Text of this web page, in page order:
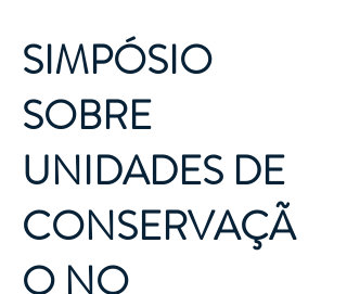
SIMPÓSIO
SOBRE
UNIDADES DE
CONSERVAÇÃ
O NO